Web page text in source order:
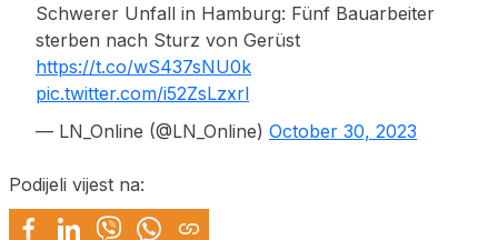
Schwerer Unfall in Hamburg: Fünf Bauarbeiter
sterben nach Sturz von Gerüst
https://t.co/wS437sNU0k
pic.twitter.com/i52ZsLzxrl
— LN_Online (@LN_Online) October 30, 2023
Podijeli vijest na: